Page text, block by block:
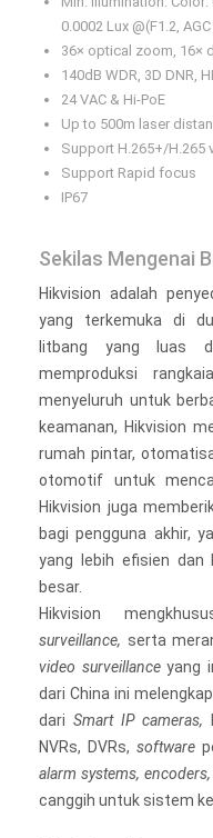
0.0002 Lux @(F1.2,
36× optical zoom, 16×
140dB WDR, 3D DNR,
24 VAC & Hi-PoE
Up to 500m laser
Support H.265+/H.265
Support Rapid focus
IP67
Sekilas Mengenai
Hikvision adalah
yang terkemuka di
litbang yang luas
memproduksi
menyeluruh untuk
keamanan, Hikvision
rumah pintar,
otomotif untuk
Hikvision juga
bagi pengguna akhir,
yang lebih efisien dan
besar.
Hikvision
surveillance, serta
video surveillanceyang
dari China ini
dari Smart IP cameras,
NVRs, DVRs, software
alarm systems,
canggih untuk sistem